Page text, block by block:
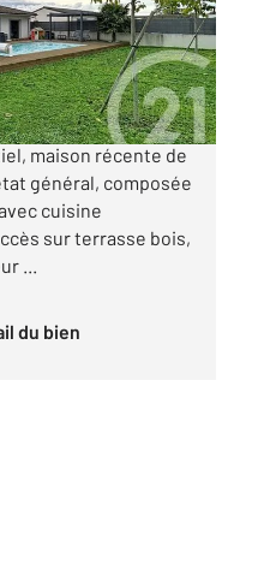
de NERSAC, dans
maison récente de
général, composée
cuisine
sur terrasse bois,
...
du bien